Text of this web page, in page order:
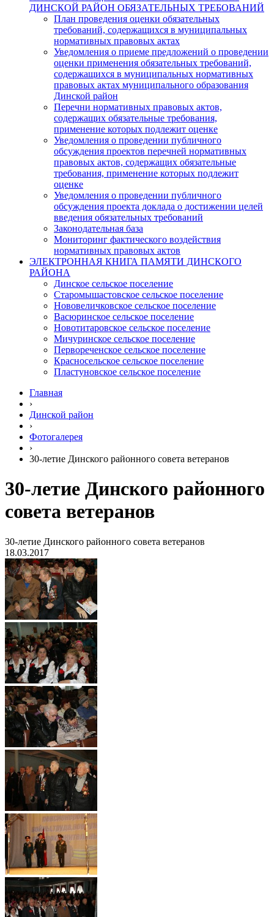
ДИНСКОЙ РАЙОН ОБЯЗАТЕЛЬНЫХ ТРЕБОВАНИЙ
План проведения оценки обязательных
требований, содержащихся в муниципальных
нормативных правовых актах
Уведомления о приеме предложений о проведении
оценки применения обязательных требований,
содержащихся в муниципальных нормативных
правовых актах муниципального образования
Динской район
Перечни нормативных правовых актов,
содержащих обязательные требования,
применение которых подлежит оценке
Уведомления о проведении публичного
обсуждения проектов перечней нормативных
правовых актов, содержащих обязательные
требования, применение которых подлежит
оценке
Уведомления о проведении публичного
обсуждения проекта доклада о достижении целей
введения обязательных требований
Законодательная база
Мониторинг фактического воздействия
нормативных правовых актов
ЭЛЕКТРОННАЯ КНИГА ПАМЯТИ ДИНСКОГО
РАЙОНА
Динское сельское поселение
Старомышастовское сельское поселение
Нововеличковское сельское поселение
Васюринское сельское поселение
Новотитаровское сельское поселение
Мичуринское сельское поселение
Первореченское сельское поселение
Красносельское сельское поселение
Пластуновское сельское поселение
Главная
›
Динской район
›
Фотогалерея
›
30-летие Динского районного совета ветеранов
30-летие Динского районного
совета ветеранов
30-летие Динского районного совета ветеранов
18.03.2017